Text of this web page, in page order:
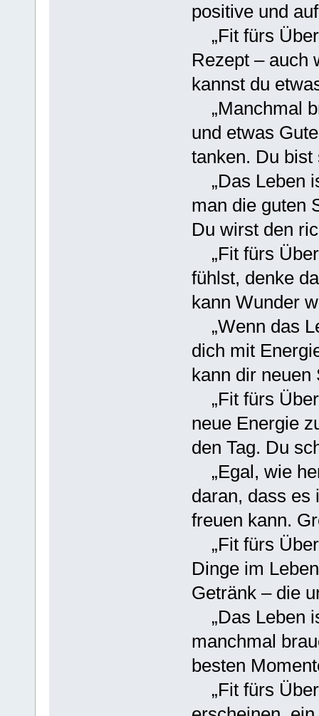
positive und
„Fit fürs
Rezept – auch
kannst du
„Manchmal
und etwas
tanken. Du bist
„Das Leben
man die guten
Du wirst den
„Fit fürs
fühlst, denke
kann Wunder
„Wenn das
dich mit
kann dir neuen
„Fit fürs
neue Energie
den Tag. Du
„Egal, wie
daran, dass es
freuen kann.
„Fit fürs
Dinge im
Getränk – die
„Das Leben
manchmal
besten
„Fit fürs